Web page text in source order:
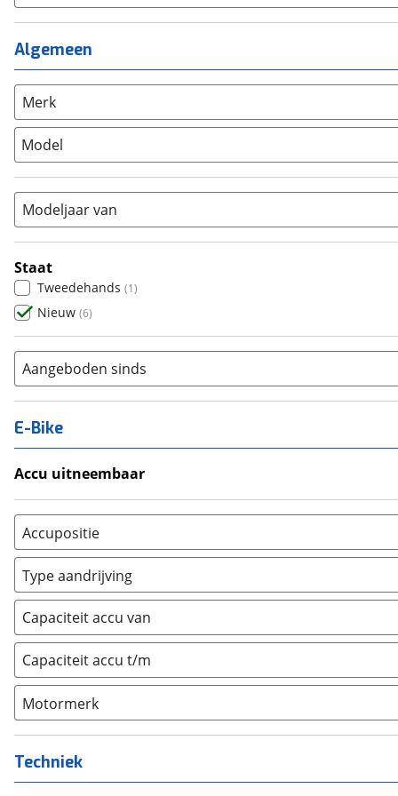
Ligfiets (0)
Mountainbike
Overig (0)
Racefiets
Stadsfiets (6)
Tandem
Meisjes
Algemeen
Merk
Model
Modeljaar van
Staat
Tweedehands (1)
Nieuw (6)
Aangeboden sinds
E-Bike
Accu uitneembaar
Nee, vast (0)
Accupositie
Bagagedrager (0)
Frame (0 )
Vloer (0
Achterbank (0)
Kofferbak (0)
Overig (0)
Type aandrijving
Achterwiel (0)
Trapas
Voorwiel
Capaciteit accu van
Capaciteit accu t/m
Motormerk
Bosch (0)
Yamaha
Stromer (0)
Techniek